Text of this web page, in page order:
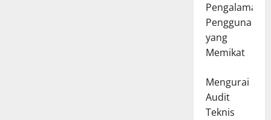
Pengalaman
Pengguna
yang
Memikat
Mengurai
Audit
Teknis